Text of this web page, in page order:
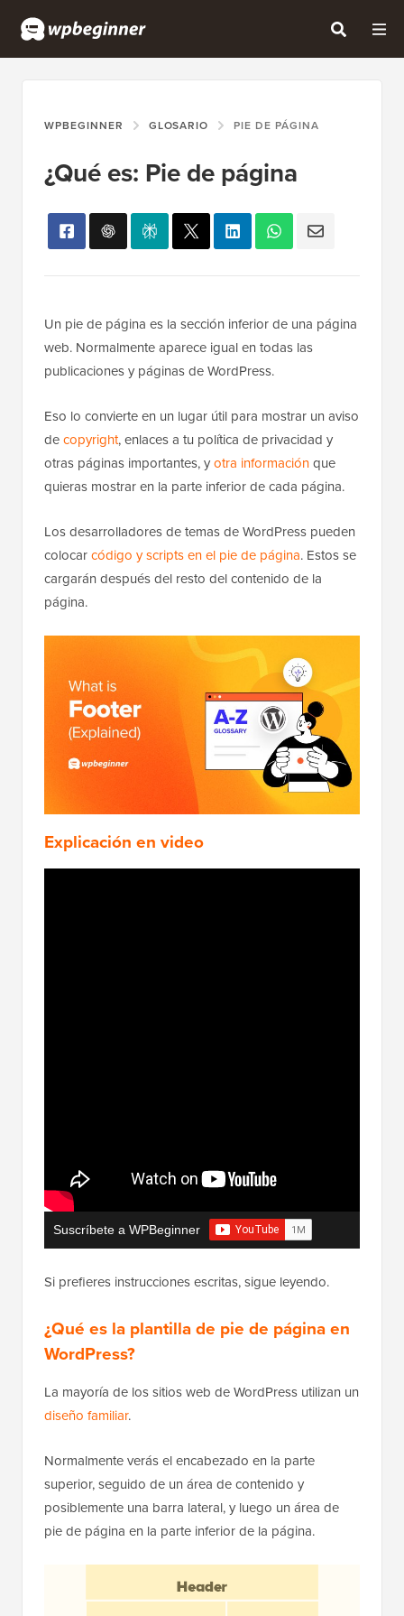
WPBEGINNER GLOSARIO PIE DE PÁGINA
¿Qué es: Pie de página
Un pie de página es la sección inferior de una página
web. Normalmente aparece igual en todas las
publicaciones y páginas de WordPress.
Eso lo convierte en un lugar útil para mostrar un aviso
decopyright, enlaces a tu política de privacidad y
otras páginas importantes, yotra informaciónque
quieras mostrar en la parte inferior de cada página.
Los desarrolladores de temas de WordPress pueden
colocarcódigo y scripts en el pie de página. Estos se
cargarán después del resto del contenido de la
página.
Explicación en video
Suscríbete a WPBeginner
Si prefieres instrucciones escritas, sigue leyendo.
¿Qué es la plantilla de pie de página en
WordPress?
La mayoría de los sitios web de WordPress utilizan un
diseño familiar.
Normalmente verás el encabezado en la parte
superior, seguido de un área de contenido y
posiblemente una barra lateral, y luego un área de
pie de página en la parte inferior de la página.